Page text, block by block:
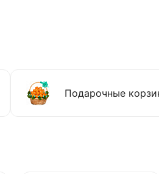
Подарочные